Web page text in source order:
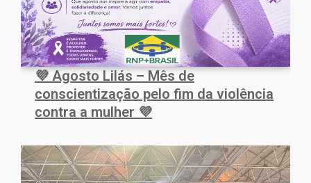
💜 Agosto Lilás – Mês de
conscientização pelo fim da violência
contra a mulher 💜